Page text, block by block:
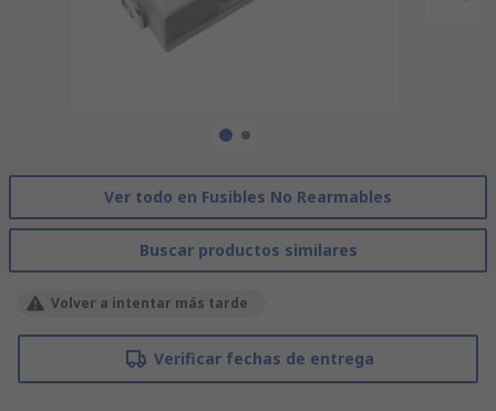
Ver todo en Fusibles No Rearmables
Buscar productos similares
Volver a intentar más tarde
Verificar fechas de entrega